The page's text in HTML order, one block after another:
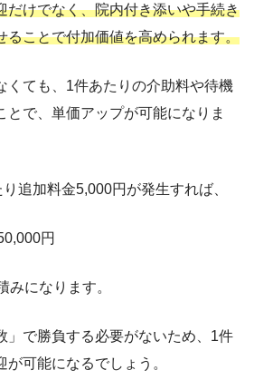
だけでなく、院内付き添いや手続き
ることで付加価値を高められます。
くても、1件あたりの介助料や待機
とで、単価アップが可能になりま
追加料金5,000円が発生すれば、
円
みになります。
」で勝負する必要がないため、1件
可能になるでしょう。